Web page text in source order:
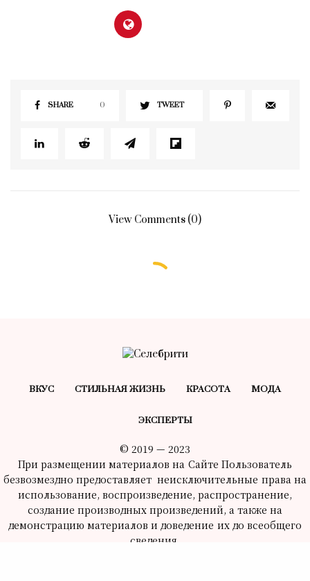
SHARE 0 TWEET
View Comments (0)
ВКУС СТИЛЬНАЯ ЖИЗНЬ КРАСОТA МОДА
ЭКСПЕРТЫ
© 2019 — 2023
При размещении материалов на Сайте Пользователь
безвозмездно предоставляет неисключительные права на
использование, воспроизведение, распространение,
создание производных произведений, а также на
демонстрацию материалов и доведение их до всеобщего
сведения.